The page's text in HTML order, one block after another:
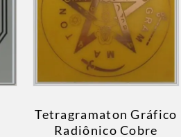
Tetragramaton Gráfico
Radiônico Cobre